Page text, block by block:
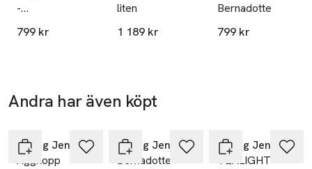
-
BERNADOTTE
799 kr
liten
1 189 kr
Bernadotte
799 kr
Andra har även köpt
Georg Jensen
Äggkopp
Georg Jensen
Bernadotte
Georg Jensen
TEALIGHT